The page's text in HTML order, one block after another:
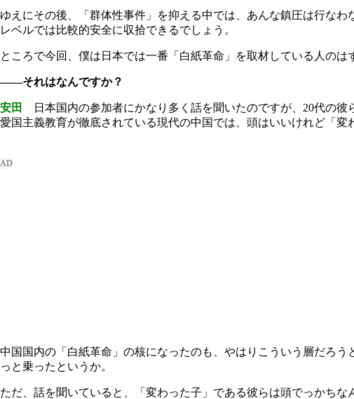
ゆえにその後、「群体性事件」を抑える中では、あんな鎮圧は行な
レベルでは比較的安全に収拾できるでしょう。
ところで今回、僕は日本では一番「白紙革命」を取材している人のは
――それはなんですか？
安田
日本国内の参加者にかなり多く話を聞いたのですが、20代の
愛国主義教育が徹底されている現代の中国では、頭はいいけれど「変
中国国内の「白紙革命」の核になったのも、やはりこういう層だろ
っと乗ったというか。
ただ、話を聞いていると、「変わった子」である彼らは頭でっかち